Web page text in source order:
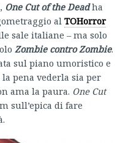
, One Cut of the Deadha
al TOHorror
sale italiane – ma solo
Zombie contro Zombie.
sul piano umoristico e
pena vederla sia per
ama la paura. One Cut
sull’epica di fare